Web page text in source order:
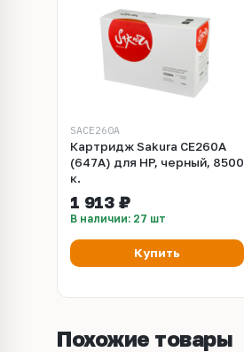
SACE260A
Картридж Sakura CE260A
(647A) для HP, черный, 8500
к.
1 913 ₽
В наличии: 27 шт
Купить
Похожие товары